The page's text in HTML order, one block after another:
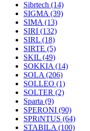
Sibrtech (14)
SIGMA (39)
SIMA (13)
SIRI (132)
SIRL (18)
SIRTE (5)
SKIL (49)
SOKKIA (14)
SOLA (206)
SOLLEO (1)
SOLTER (2)
Sparta (9)
SPERONI (90)
SPRiNTUS (64)
STABILA (100)